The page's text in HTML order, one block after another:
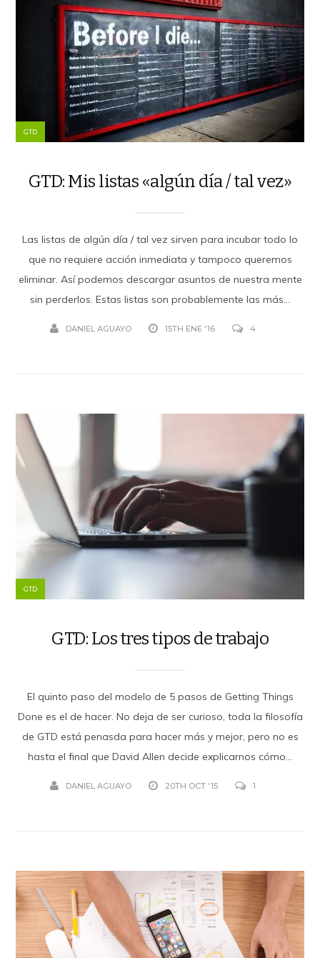
GTD
GTD: Mis listas «algún día / tal vez»
Las listas de algún día / tal vez sirven para incubar todo lo
que no requiere acción inmediata y tampoco queremos
eliminar. Así podemos descargar asuntos de nuestra mente
sin perderlos. Estas listas son probablemente las más...
DANIEL AGUAYO 15TH ENE '16 4
GTD
GTD: Los tres tipos de trabajo
El quinto paso del modelo de 5 pasos de Getting Things
Done es el de hacer. No deja de ser curioso, toda la filosofía
de GTD está penasda para hacer más y mejor, pero no es
hasta el final que David Allen decide explicarnos cómo...
DANIEL AGUAYO 20TH OCT '15 1